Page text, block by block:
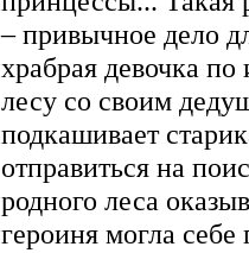
– привычное дело
храбрая девочка
лесу со своим
подкашивает
отправиться на
родного леса
героиня могла